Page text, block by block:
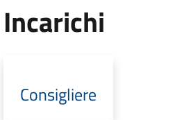
Incarichi
Consigliere